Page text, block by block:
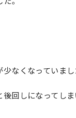
なくなっていまし
回しになってし